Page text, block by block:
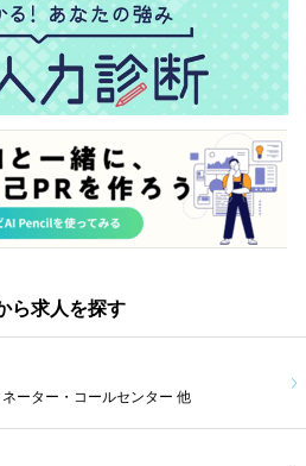
ら求人を探す
ーター・コールセンター 他